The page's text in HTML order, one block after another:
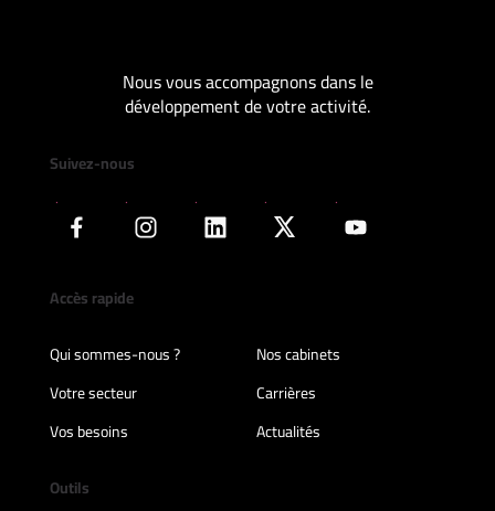
Nous vous accompagnons dans le
développement de votre activité.
Suivez-nous
Accès rapide
Qui sommes-nous ?
Nos cabinets
Votre secteur
Carrières
Vos besoins
Actualités
Outils